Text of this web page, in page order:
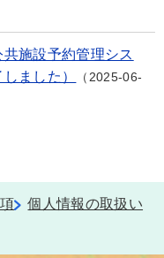
共施設予約管理シス
ました）
2025-06-
個人情報の取扱い